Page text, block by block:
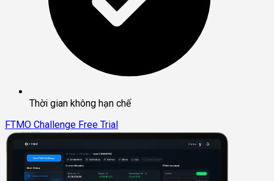
Thời gian không hạn chế
FTMO Challenge Free Trial